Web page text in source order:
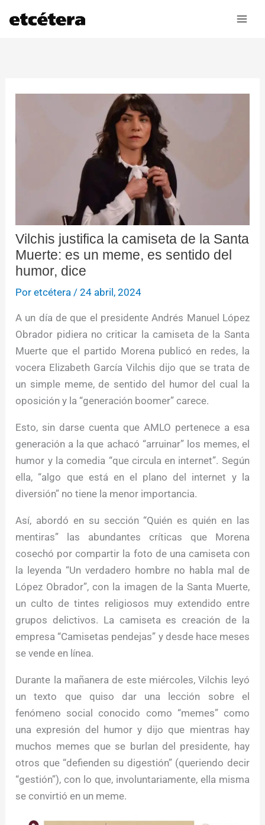
Vilchis justifica la camiseta de la Santa
Muerte: es un meme, es sentido del
humor, dice
Poretcétera /24 abril, 2024
A un día de que el presidente Andrés Manuel López
Obrador pidiera no criticar la camiseta de la Santa
Muerte que el partido Morena publicó en redes, la
vocera Elizabeth García Vilchis dijo que se trata de
un simple meme, de sentido del humor del cual la
oposición y la “generación boomer” carece.
Esto, sin darse cuenta que AMLO pertenece a esa
generación a la que achacó “arruinar” los memes, el
humor y la comedia “que circula en internet”. Según
ella, “algo que está en el plano del internet y la
diversión” no tiene la menor importancia.
Así, abordó en su sección “Quién es quién en las
mentiras” las abundantes críticas que Morena
cosechó por compartir la foto de una camiseta con
la leyenda “Un verdadero hombre no habla mal de
López Obrador”, con la imagen de la Santa Muerte,
un culto de tintes religiosos muy extendido entre
grupos delictivos. La camiseta es creación de la
empresa “Camisetas pendejas” y desde hace meses
se vende en línea.
Durante la mañanera de este miércoles, Vilchis leyó
un texto que quiso dar una lección sobre el
fenómeno social conocido como “memes” como
una expresión del humor y dijo que mientras hay
muchos memes que se burlan del presidente, hay
otros que “defienden su digestión” (queriendo decir
“gestión”), con lo que, involuntariamente, ella misma
se convirtió en un meme.